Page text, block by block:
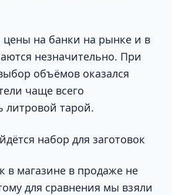
на банки на рынке и в
незначительно. При
объёмов оказался
чаще всего
литровой тарой.
набор для заготовок
в магазине в продаже не
для сравнения мы взяли